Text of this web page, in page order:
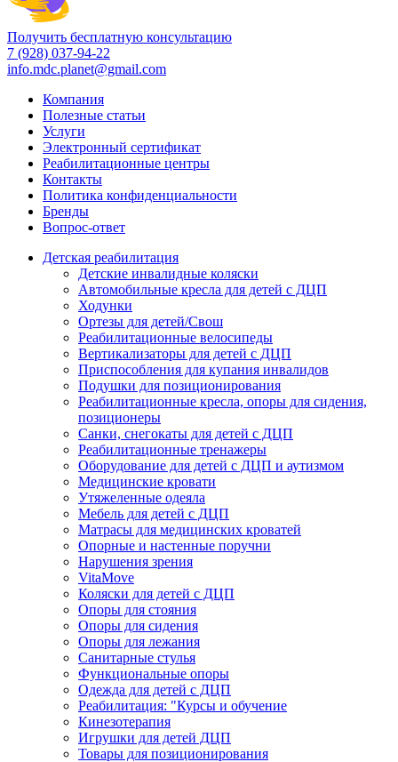
Получить бесплатную консультацию
7 (928) 037-94-22
info.mdc.planet@gmail.com
Компания
Полезные статьи
Услуги
Электронный сертификат
Реабилитационные центры
Контакты
Политика конфиденциальности
Бренды
Вопрос-ответ
Детская реабилитация
Детские инвалидные коляски
Автомобильные кресла для детей с ДЦП
Ходунки
Ортезы для детей/Свош
Реабилитационные велосипеды
Вертикализаторы для детей с ДЦП
Приспособления для купания инвалидов
Подушки для позиционирования
Реабилитационные кресла, опоры для сидения,
позиционеры
Санки, снегокаты для детей с ДЦП
Реабилитационные тренажеры
Оборудование для детей с ДЦП и аутизмом
Медицинские кровати
Утяжеленные одеяла
Мебель для детей с ДЦП
Матрасы для медицинских кроватей
Опорные и настенные поручни
Нарушения зрения
VitaMove
Коляски для детей с ДЦП
Опоры для стояния
Опоры для сидения
Опоры для лежания
Санитарные стулья
Функциональные опоры
Одежда для детей с ДЦП
Реабилитация: "Курсы и обучение
Кинезотерапия
Игрушки для детей ДЦП
Товары для позиционирования